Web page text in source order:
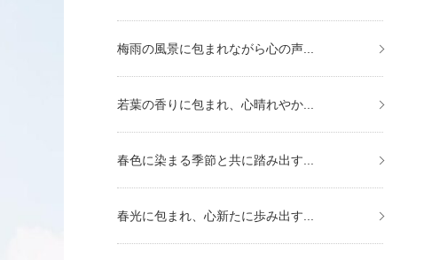
梅雨の風景に包まれながら心の声...
若葉の香りに包まれ、心晴れやか...
春色に染まる季節と共に踏み出す...
春光に包まれ、心新たに歩み出す...